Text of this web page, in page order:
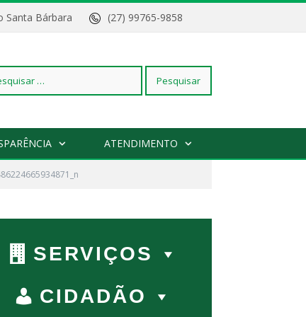
Santa Bárbara (27) 99765-9858
ATENDIMENTO
SERVIÇOS
CIDADÃO